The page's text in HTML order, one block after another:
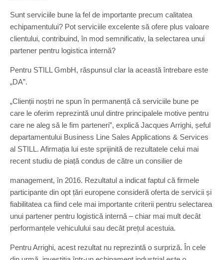
Sunt serviciile bune la fel de importante precum calitatea
echipamentului? Pot serviciile excelente să ofere plus valoare
clientului, contribuind, în mod semnificativ, la selectarea unui
partener pentru logistica internă?
Pentru STILL GmbH, răspunsul clar la această întrebare este
„DA”.
„Clienții noștri ne spun în permanență că serviciile bune pe
care le oferim reprezintă unul dintre principalele motive pentru
care ne aleg să le fim parteneri”, explică Jacques Arrighi, șeful
departamentului Business Line Sales Applications & Services
al STILL. Afirmația lui este sprijinită de rezultatele celui mai
recent studiu de piață condus de către un consilier de
management, în 2016. Rezultatul a indicat faptul că firmele
participante din opt țări europene consideră oferta de servicii și
fiabilitatea ca fiind cele mai importante criterii pentru selectarea
unui partener pentru logistică internă – chiar mai mult decât
performanțele vehiculului sau decât prețul acestuia.
Pentru Arrighi, acest rezultat nu reprezintă o surpriză. În cele